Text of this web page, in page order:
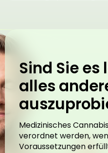
Sind Sie es
alles
Medizinisches
verordnet werden,
Voraussetzungen